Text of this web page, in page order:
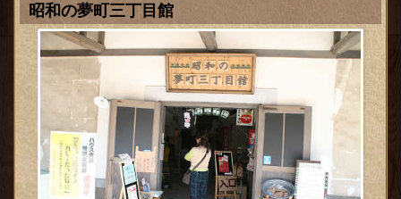
昭和の夢町三丁目館